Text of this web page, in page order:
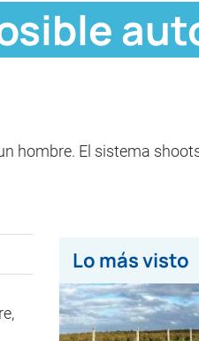
hombre. El sistema
Lo más visto